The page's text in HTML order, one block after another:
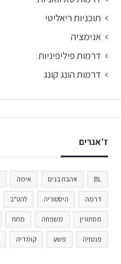
תוכניות ריאליטי
אנימציה
דרמות פיליפיניות
דרמות הונג קונג
ז’אנרים
BL אהבת בנים אימה
דרמה היסטוריה להט"ב
מסתורין משפחה מתח
פנטזיה פשע קומדיה